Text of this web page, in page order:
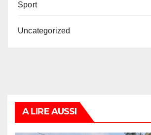
Sport
Uncategorized
A LIRE AUSSI